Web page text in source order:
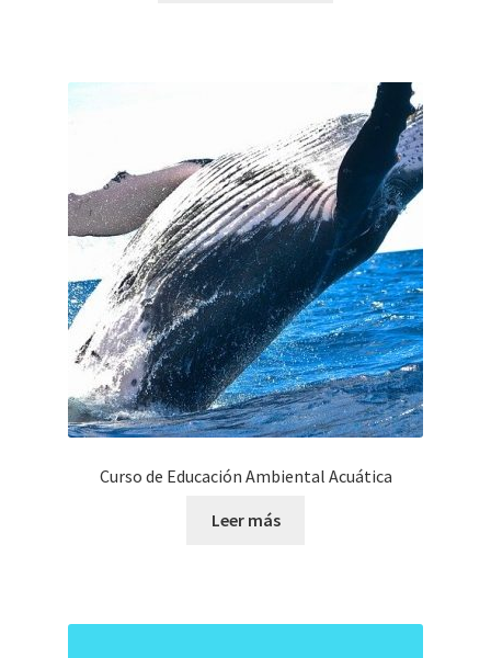
Curso de Educación Ambiental Acuática
Leer más